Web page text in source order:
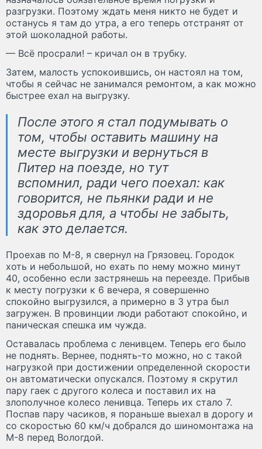
разгрузки. Поэтому ждать меня никто не будет и
останусь я там до утра, а его теперь отстранят от
этой шоколадной работы.
— Всё просрали! – кричал он в трубку.
Затем, малость успокоившись, он настоял на том,
чтобы я сейчас не занимался ремонтом, а как можно
быстрее ехал на выгрузку.
После этого я стал подумывать о
том, чтобы оставить машину на
месте выгрузки и вернуться в
Питер на поезде, но тут
вспомнил, ради чего поехал: как
говорится, не пьянки ради и не
здоровья для, а чтобы не забыть,
как это делается.
Проехав по М-8, я свернул на Грязовец. Городок
хоть и небольшой, но ехать по нему можно минут
40, особенно если застрянешь на переезде. Прибыв
к месту погрузки к 6 вечера, я совершенно
спокойно выгрузился, а примерно в 3 утра был
загружен. В провинции люди работают спокойно, и
паническая спешка им чужда.
Оставалась проблема с ленивцем. Теперь его было
не поднять. Вернее, поднять-то можно, но с такой
нагрузкой при достижении определенной скорости
он автоматически опускался. Поэтому я скрутил
пару гаек с другого колеса и поставил их на
злополучное колесо ленивца. Теперь их стало 7.
Поспав пару часиков, я пораньше выехал в дорогу и
со скоростью 60 км/ч добрался до шиномонтажа на
М-8 перед Вологдой.